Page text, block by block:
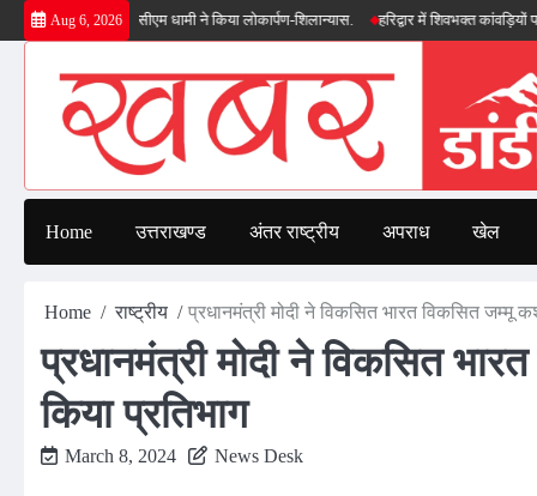
Skip
to
Aug 6, 2026
सीएम धामी ने किया लोकार्पण-शिलान्यास. हरिद्वार में शिवभक्त कांवड़ियों पर पुष्पवर्षा,
Home उत्तराखण्ड अंतर राष्ट्रीय अपराध खेल
Home राष्ट्रीय प्रधानमंत्री मोदी ने विकसित भारत विकसित जम्मू
प्रधानमंत्री मोदी ने विकसित
किया प्रतिभाग
March 8, 2024 News Desk